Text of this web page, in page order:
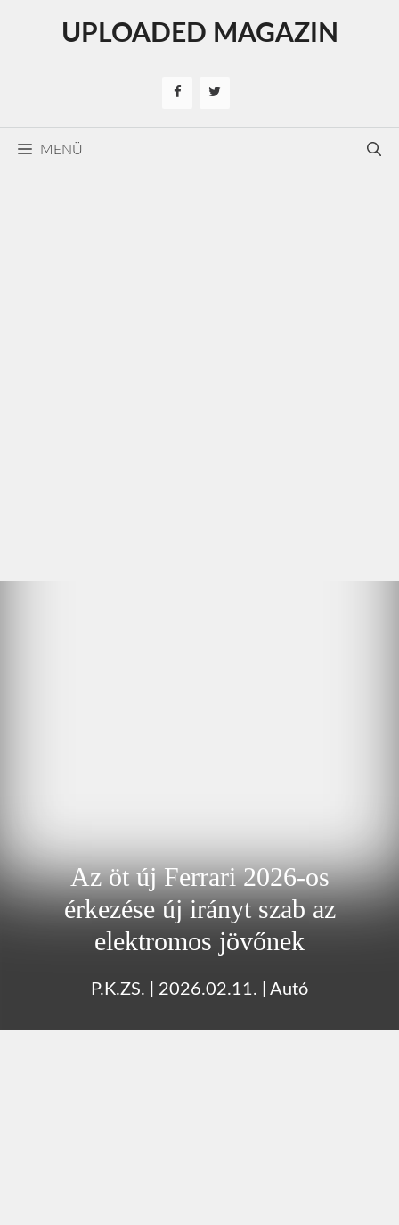
UPLOADED MAGAZIN
MENÜ
Az öt új Ferrari 2026-os
érkezése új irányt szab az
elektromos jövőnek
P.K.ZS. 2026.02.11. Autó